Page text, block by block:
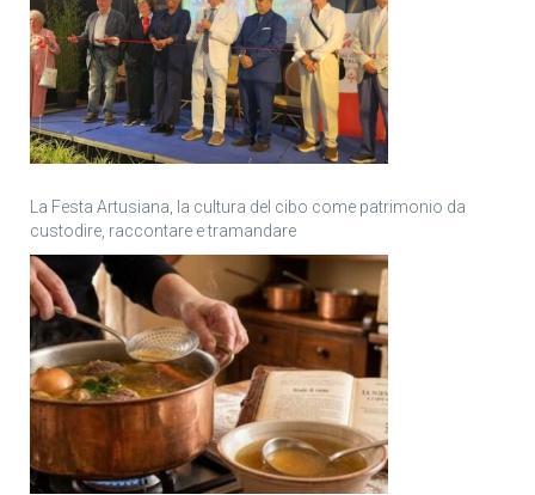
La Festa Artusiana, la cultura del cibo come patrimonio da
custodire, raccontare e tramandare